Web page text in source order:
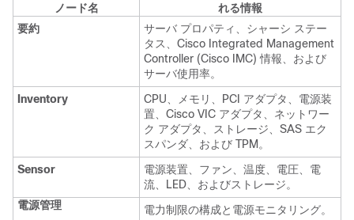
ノード名
れる情報
要約
サーバ プロパティ、シャーシ ステー
タス、Cisco Integrated Management
Controller (Cisco IMC) 情報、および
サーバ使用率。
Inventory
CPU、メモリ、PCI アダプタ、電源装
置、Cisco VIC アダプタ、ネットワー
ク アダプタ、ストレージ、SAS エク
スパンダ、および TPM。
Sensor
電源装置、ファン、温度、電圧、電
流、LED、およびストレージ。
電源管理
電力制限の構成と電源モニタリング。